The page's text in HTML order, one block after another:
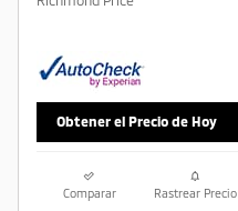
Obtener el Precio de Hoy
Comparar Rastrear Precio